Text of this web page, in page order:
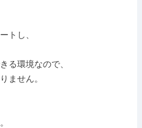
トし、
る環境なので、
ません。